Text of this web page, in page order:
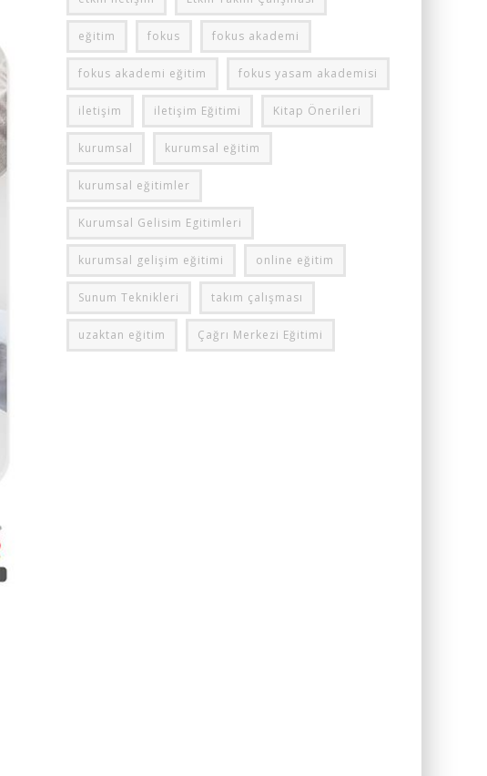
eğitim fokus fokus akademi
fokus akademi eğitim fokus yasam akademisi
iletişim iletişim Eğitimi Kitap Önerileri
kurumsal kurumsal eğitim
kurumsal eğitimler
Kurumsal Gelisim Egitimleri
kurumsal gelişim eğitimi online eğitim
Sunum Teknikleri takım çalışması
uzaktan eğitim Çağrı Merkezi Eğitimi